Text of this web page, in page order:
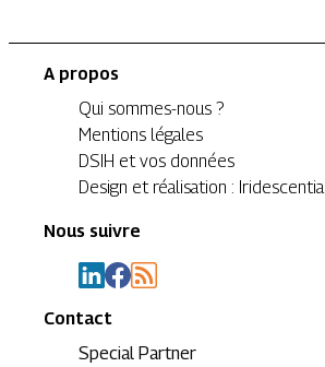
A propos
Qui sommes-nous ?
Mentions légales
DSIH et vos données
Design et réalisation : Iridescentia
Nous suivre
Contact
Special Partner